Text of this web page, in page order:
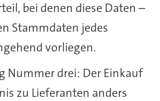
bei denen diese Daten –
Stammdaten jedes
vorliegen.
Nummer drei: Der Einkauf
zu Lieferanten anders